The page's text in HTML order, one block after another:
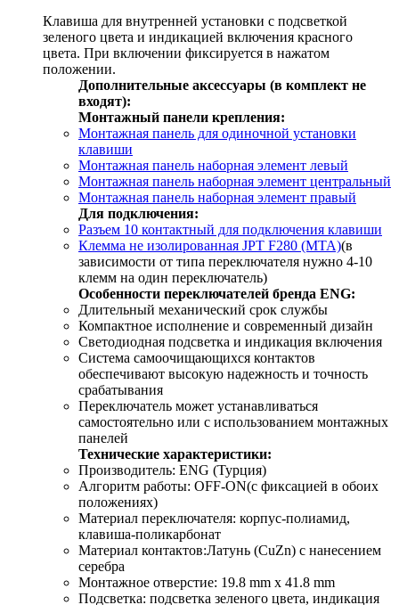
Клавиша для внутренней установки с подсветкой
зеленого цвета и индикацией включения красного
цвета. При включении фиксируется в нажатом
положении.
Дополнительные аксессуары (в комплект не
входят):
Монтажный панели крепления:
Монтажная панель для одиночной установки
клавиши
Монтажная панель наборная элемент левый
Монтажная панель наборная элемент центральный
Монтажная панель наборная элемент правый
Для подключения:
Разъем 10 контактный для подключения клавиши
Клемма не изолированная JPT F280 (MTA)(в
зависимости от типа переключателя нужно 4-10
клемм на один переключатель)
Особенности переключателей бренда ENG:
Длительный механический срок службы
Компактное исполнение и современный дизайн
Светодиодная подсветка и индикация включения
Система самоочищающихся контактов
обеспечивают высокую надежность и точность
срабатывания
Переключатель может устанавливаться
самостоятельно или с использованием монтажных
панелей
Технические характеристики:
Производитель: ENG (Турция)
Алгоритм работы: OFF-ON(с фиксацией в обоих
положениях)
Материал переключателя: корпус-полиамид,
клавиша-поликарбонат
Материал контактов:Латунь (CuZn) c нанесением
серебра
Монтажное отверстие: 19.8 mm x 41.8 mm
Подсветка: подсветка зеленого цвета, индикация